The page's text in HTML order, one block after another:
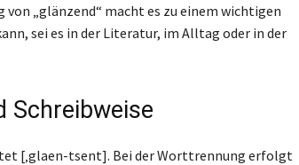
von „glänzend“ macht es zu einem wichtigen
sei es in der Literatur, im Alltag oder in der
Schreibweise
[‚glaen-tsent]. Bei der Worttrennung erfolgt